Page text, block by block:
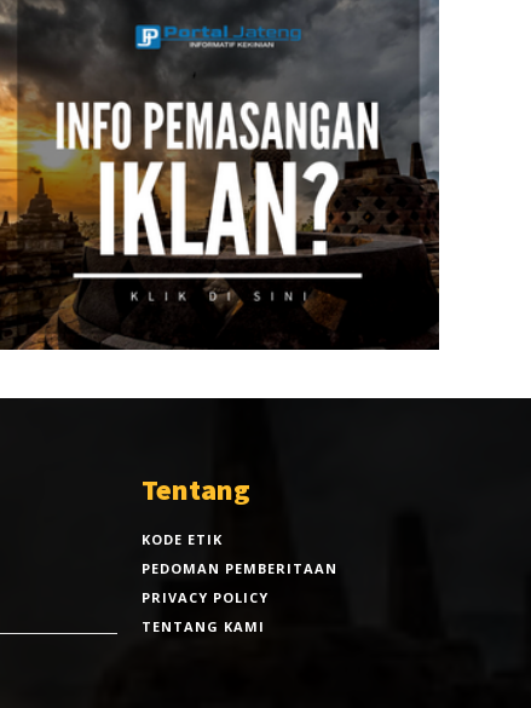
Tentang
KODE ETIK
PEDOMAN PEMBERITAAN
PRIVACY POLICY
TENTANG KAMI